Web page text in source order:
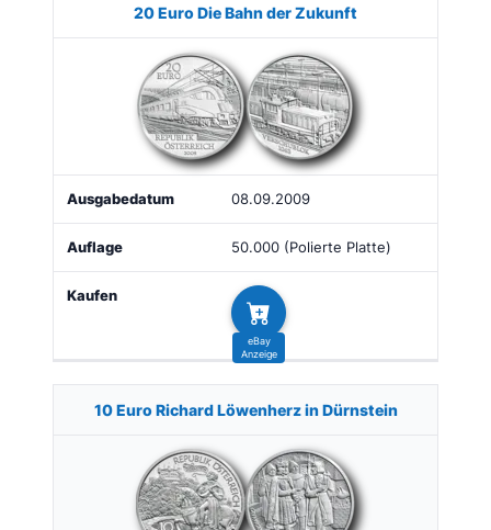
20 Euro Die Bahn der Zukunft
08.09.2009
50.000 (Polierte Platte)
10 Euro Richard Löwenherz in Dürnstein